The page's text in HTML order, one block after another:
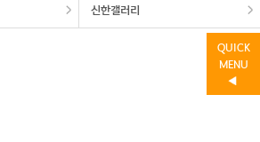
신한갤러리
QUICK
MENU